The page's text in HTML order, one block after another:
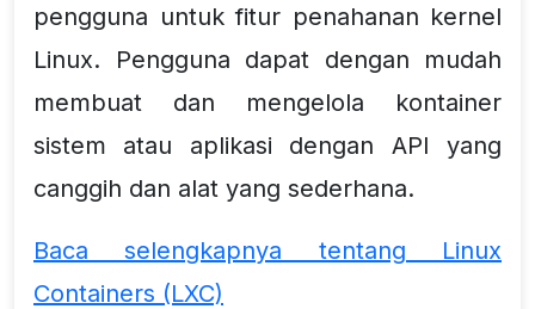
pengguna untuk fitur penahanan kernel
Linux. Pengguna dapat dengan mudah
membuat dan mengelola kontainer
sistem atau aplikasi dengan API yang
canggih dan alat yang sederhana.
Baca selengkapnya tentang Linux
Containers (LXC)